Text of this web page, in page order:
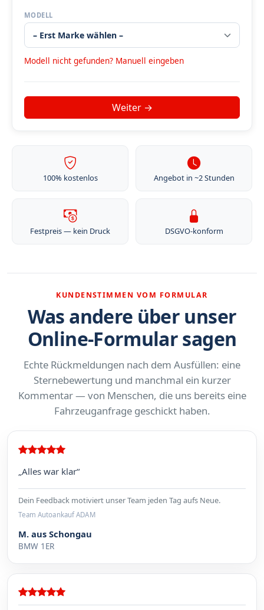
MODELL
Modell nicht gefunden? Manuell eingeben
100% kostenlos Angebot in ~2 Stunden
Festpreis — kein Druck DSGVO-konform
KUNDENSTIMMEN VOM FORMULAR
Was andere über unser
Online-Formular sagen
Echte Rückmeldungen nach dem Ausfüllen: eine
Sternebewertung und manchmal ein kurzer
Kommentar — von Menschen, die uns bereits eine
Fahrzeuganfrage geschickt haben.
„Alles war klar“
Dein Feedback motiviert unser Team jeden Tag aufs Neue.
Team Autoankauf ADAM
M. aus Schongau
BMW 1ER